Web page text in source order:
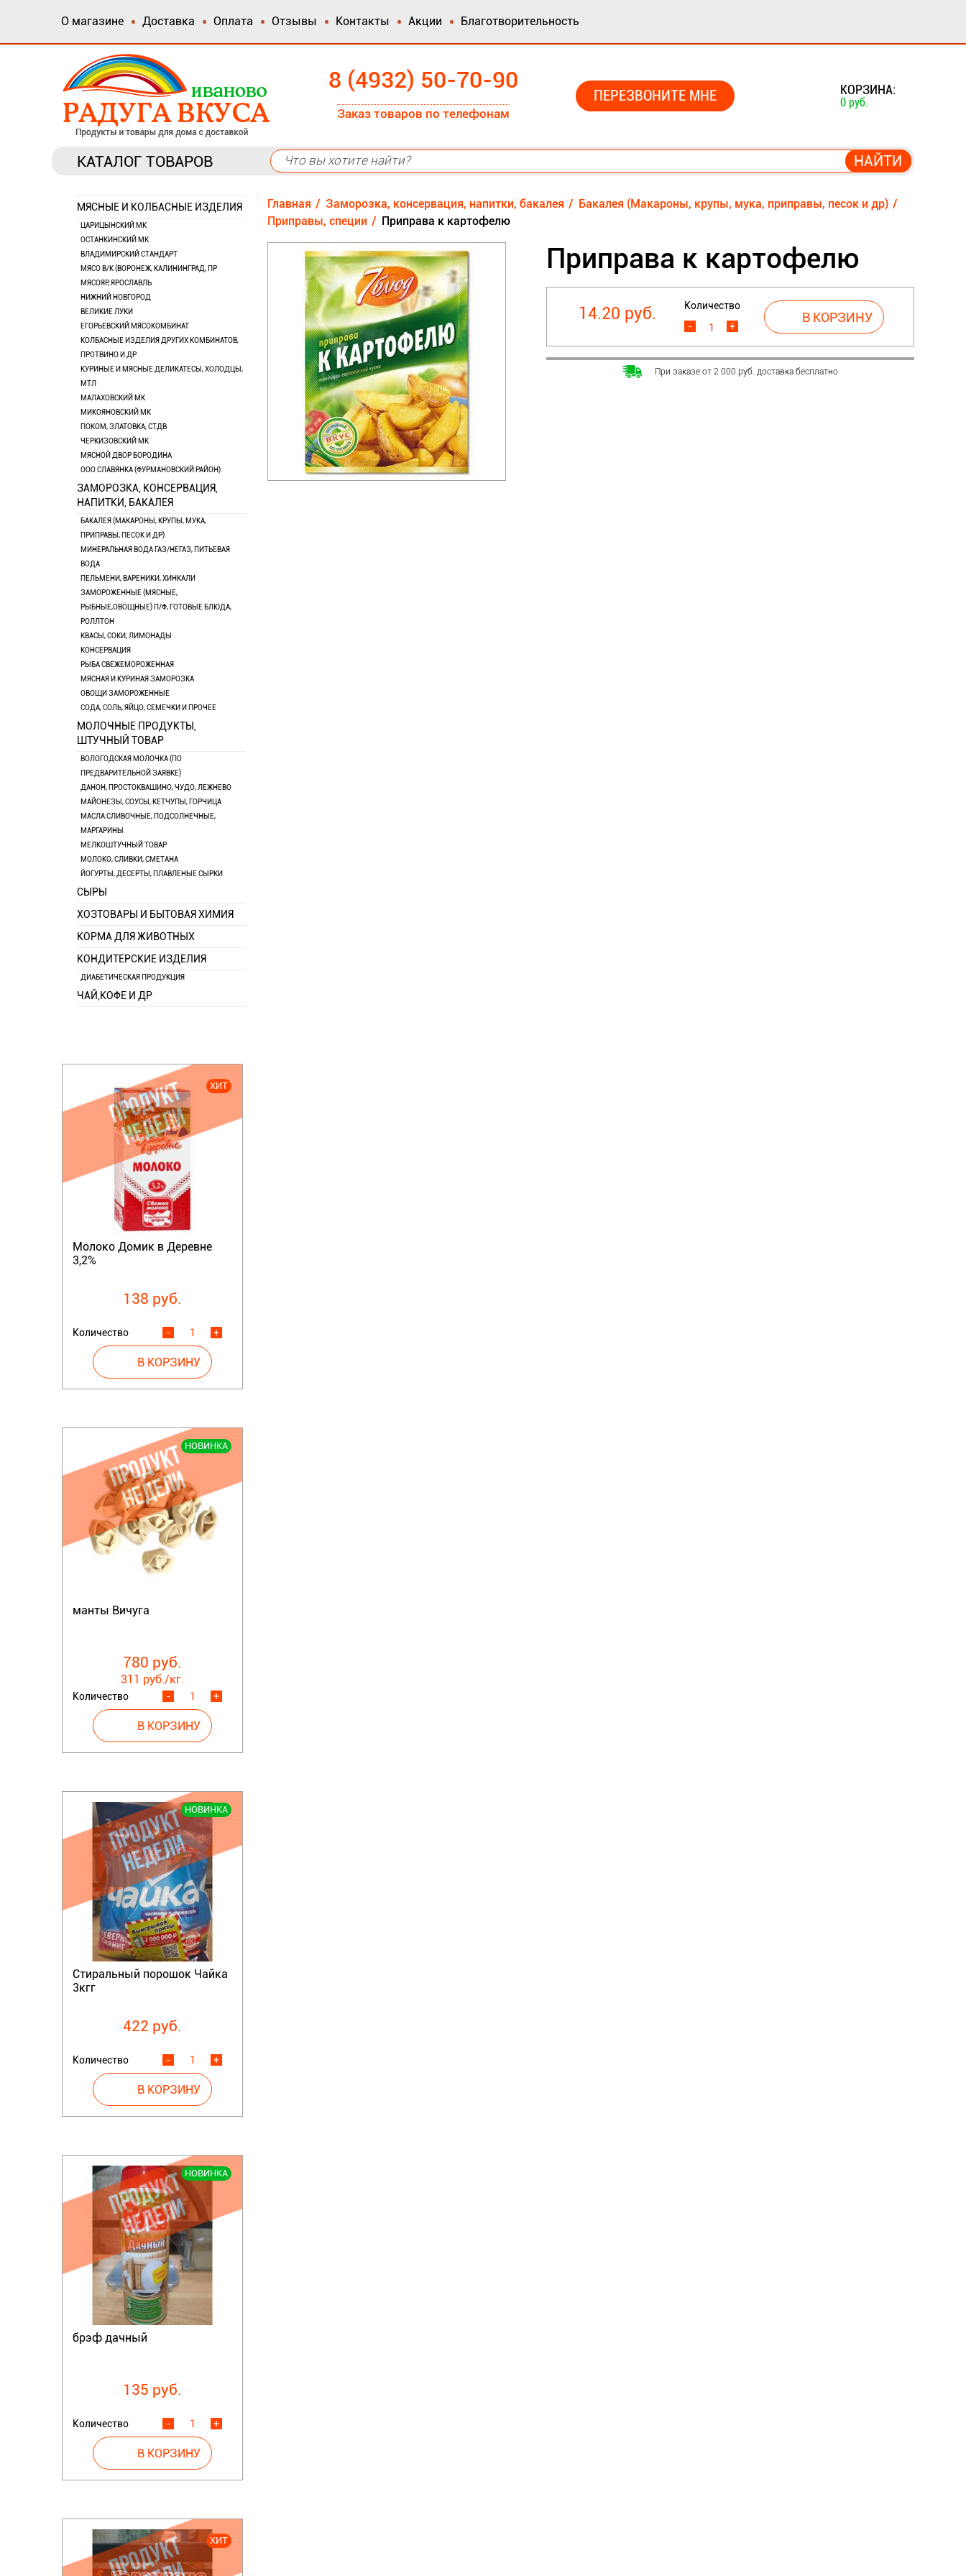
О магазине Доставка Оплата Отзывы Контакты Акции Благотворительность
8 (4932) 50-70-90
Заказ товаров по телефонам
ПЕРЕЗВОНИТЕ МНЕ КОРЗИНА:
0 руб.
КАТАЛОГ ТОВАРОВ
МЯСНЫЕ И КОЛБАСНЫЕ ИЗДЕЛИЯ
ЦАРИЦЫНСКИЙ МК
ОСТАНКИНСКИЙ МК
ВЛАДИМИРСКИЙ СТАНДАРТ
МЯСО В/К (ВОРОНЕЖ, КАЛИНИНГРАД, ПР
МЯСОЯР, ЯРОСЛАВЛЬ
НИЖНИЙ НОВГОРОД
ВЕЛИКИЕ ЛУКИ
ЕГОРЬЕВСКИЙ МЯСОКОМБИНАТ
КОЛБАСНЫЕ ИЗДЕЛИЯ ДРУГИХ КОМБИНАТОВ,
ПРОТВИНО И ДР
КУРИНЫЕ И МЯСНЫЕ ДЕЛИКАТЕСЫ, ХОЛОДЦЫ,
МТЛ
МАЛАХОВСКИЙ МК
МИКОЯНОВСКИЙ МК
ПОКОМ, ЗЛАТОВКА, СТДВ
ЧЕРКИЗОВСКИЙ МК
МЯСНОЙ ДВОР БОРОДИНА
ООО СЛАВЯНКА (ФУРМАНОВСКИЙ РАЙОН)
ЗАМОРОЗКА, КОНСЕРВАЦИЯ,
НАПИТКИ, БАКАЛЕЯ
БАКАЛЕЯ (МАКАРОНЫ, КРУПЫ, МУКА,
ПРИПРАВЫ, ПЕСОК И ДР)
МИНЕРАЛЬНАЯ ВОДА ГАЗ/НЕГАЗ, ПИТЬЕВАЯ
ВОДА
ПЕЛЬМЕНИ, ВАРЕНИКИ, ХИНКАЛИ
ЗАМОРОЖЕННЫЕ (МЯСНЫЕ,
РЫБНЫЕ,ОВОЩНЫЕ) П/Ф, ГОТОВЫЕ БЛЮДА,
РОЛЛТОН
КВАСЫ, СОКИ, ЛИМОНАДЫ
КОНСЕРВАЦИЯ
РЫБА СВЕЖЕМОРОЖЕННАЯ
МЯСНАЯ И КУРИНАЯ ЗАМОРОЗКА
ОВОЩИ ЗАМОРОЖЕННЫЕ
СОДА, СОЛЬ, ЯЙЦО, СЕМЕЧКИ И ПРОЧЕЕ
МОЛОЧНЫЕ ПРОДУКТЫ,
ШТУЧНЫЙ ТОВАР
ВОЛОГОДСКАЯ МОЛОЧКА (ПО
ПРЕДВАРИТЕЛЬНОЙ ЗАЯВКЕ)
ДАНОН, ПРОСТОКВАШИНО, ЧУДО, ЛЕЖНЕВО
МАЙОНЕЗЫ, СОУСЫ, КЕТЧУПЫ, ГОРЧИЦА
МАСЛА СЛИВОЧНЫЕ, ПОДСОЛНЕЧНЫЕ,
МАРГАРИНЫ
МЕЛКОШТУЧНЫЙ ТОВАР
МОЛОКО, СЛИВКИ, СМЕТАНА
ЙОГУРТЫ, ДЕСЕРТЫ, ПЛАВЛЕНЫЕ СЫРКИ
СЫРЫ
ХОЗТОВАРЫ И БЫТОВАЯ ХИМИЯ
КОРМА ДЛЯ ЖИВОТНЫХ
КОНДИТЕРСКИЕ ИЗДЕЛИЯ
ДИАБЕТИЧЕСКАЯ ПРОДУКЦИЯ
ЧАЙ,КОФЕ И ДР
ХИТ
Молоко Домик в Деревне
3,2%
138 руб.
Количество +
-
НОВИНКА
манты Вичуга
780 руб.
311 руб./кг.
Количество +
-
НОВИНКА
Стиральный порошок Чайка
3кгг
422 руб.
Количество +
-
НОВИНКА
брэф дачный
135 руб.
Количество +
-
ХИТ
Главная Заморозка, консервация, напитки, бакалея
Бакалея (Макароны, крупы, мука, приправы, песок и др)
Приправы, специи
Приправа к картофелю
Приправа к картофелю
14.20 руб.
Количество
+
-
При заказе от 2 000 руб. доставка бесплатно